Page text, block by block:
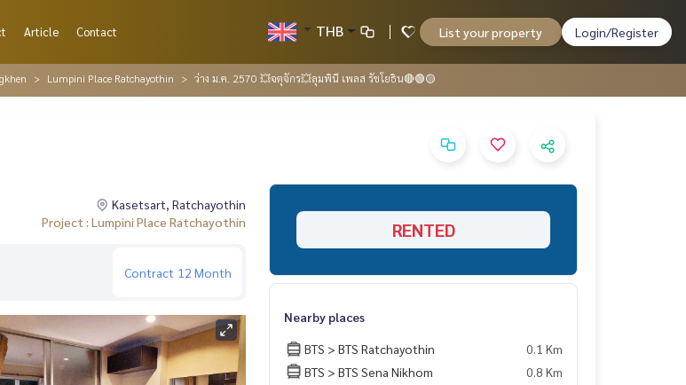
Article Contact THB List your property Login/Register
Lumpini Place Ratchayothin ว่าง ม.ค. 2570 💥จตุจักร💥ลุมพินี เพลส รัชโยธิน🔴🟢🟡
Kasetsart, Ratchayothin
Project : Lumpini Place Ratchayothin
Contract 12 Month
RENTED
Nearby places
BTS > BTS Ratchayothin
0.1 Km
BTS > BTS Sena Nikhom
0.8 Km